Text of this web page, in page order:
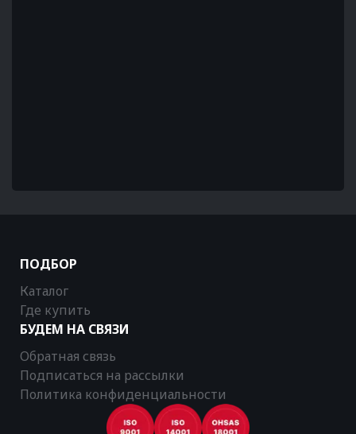
ПОДБОР
Каталог
Где купить
БУДЕМ НА СВЯЗИ
Обратная связь
Подписаться на рассылки
Политика конфиденциальности